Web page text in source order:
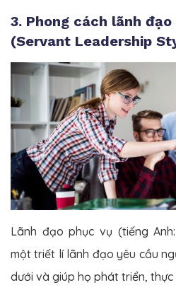
3. Phong cách lãnh đạo
(Servant Leadership
Lãnh đạo phục vụ (tiếng
một triết lí lãnh đạo yêu cầu
dưới và giúp họ phát triển, thực